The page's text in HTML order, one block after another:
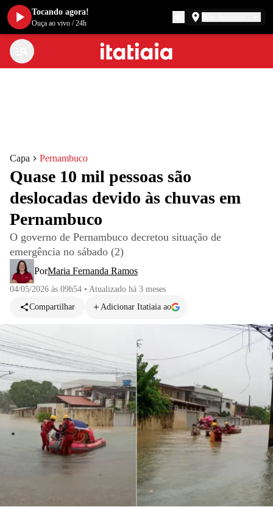
Capa Pernambuco
Quase 10 mil pessoas são
deslocadas devido às chuvas em
Pernambuco
O governo de Pernambuco decretou situação de
emergência no sábado (2)
PorMaria Fernanda Ramos
04/05/2026 às 09h54 • Atualizado há 3 meses
Compartilhar
Adicionar Itatiaia ao
Tocando agora!
Ouça ao vivo /24h